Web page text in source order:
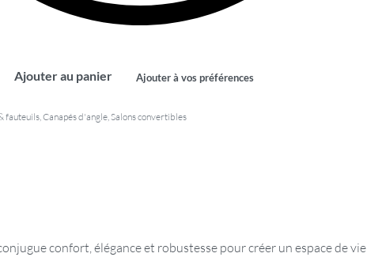
Ajouter au panier Ajouter à vos préférences
fauteuils,Canapés d'angle,Salons convertibles
confort, élégance et robustesse pour créer un espace de vie